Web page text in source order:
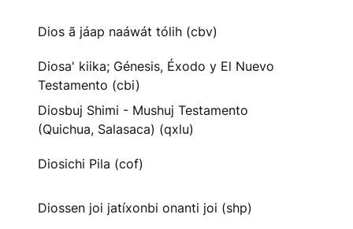
Dios ã jáap naáwát tólih (cbv)
Diosa' kiika; Génesis, Éxodo y El Nuevo
Testamento (cbi)
Diosbuj Shimi - Mushuj Testamento
(Quichua, Salasaca) (qxlu)
Diosichi Pila (cof)
Diossen joi jatíxonbi onanti joi (shp)